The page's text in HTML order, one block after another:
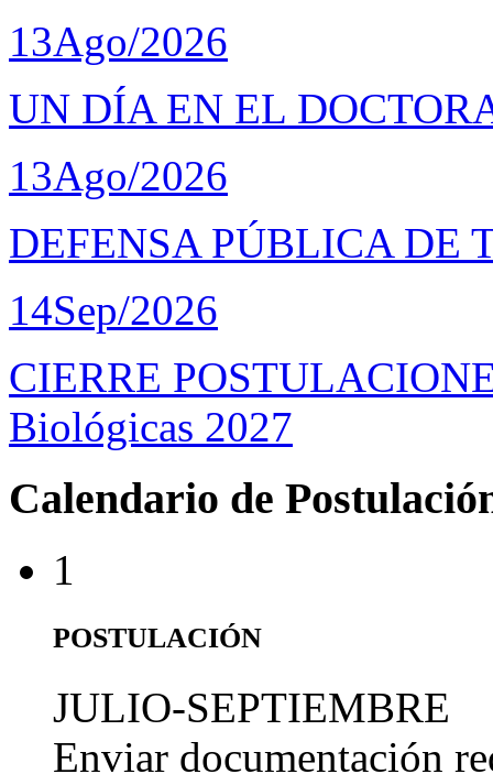
13Ago/2026
UN DÍA EN EL
13Ago/2026
DEFENSA PÚBLICA DE
14Sep/2026
CIERRE
Biológicas 2027
Calendario de
1
POSTULACIÓN
JULIO-SEPTIEMBRE
Enviar documentación